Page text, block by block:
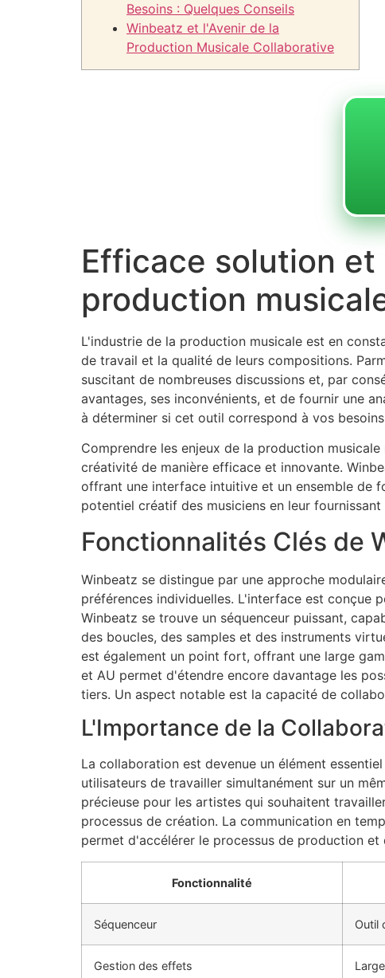
Besoins : Quelques Conseils
Winbeatz et l'Avenir de la
Production Musicale Collaborative
Efficace solution
production
L'industrie de la production musicale est en
de travail et la qualité de leurs compositions.
suscitant de nombreuses discussions et, par
avantages, ses inconvénients, et de fournir une
à déterminer si cet outil correspond à vos
Comprendre les enjeux de la production
créativité de manière efficace et innovante.
offrant une interface intuitive et un ensemble de
potentiel créatif des musiciens en leur
Fonctionnalités Clés de
Winbeatz se distingue par une approche
préférences individuelles. L'interface est conçue
Winbeatz se trouve un séquenceur puissant,
des boucles, des samples et des instruments
est également un point fort, offrant une large
et AU permet d'étendre encore davantage les
tiers. Un aspect notable est la capacité de
L'Importance de la
La collaboration est devenue un élément
utilisateurs de travailler simultanément sur un
précieuse pour les artistes qui souhaitent
processus de création. La communication en
permet d'accélérer le processus de production
Fonctionnalité
Séquenceur Outil
Gestion des effets